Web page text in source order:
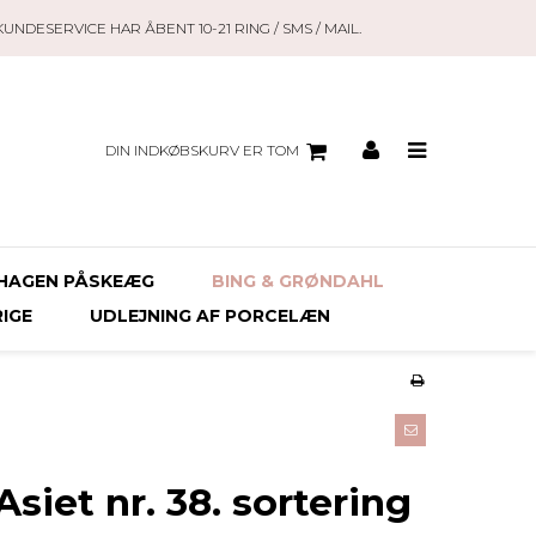
HAR ÅBENT 10-21 RING / SMS / MAIL.
DIN INDKØBSKURV ER TOM
PÅSKEÆG
BING & GRØNDAHL
UDLEJNING AF PORCELÆN
nr. 38. sortering